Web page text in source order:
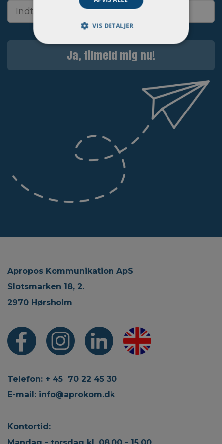
Ja, tilmeld mig nu!
Apropos Kommunikation ApS
Slotsmarken 18, 2.
2970 Hørsholm
Telefon: + 45 70 22 45 30
E-mail: info@aprokom.dk
Kontortid:
VIS DETALJER